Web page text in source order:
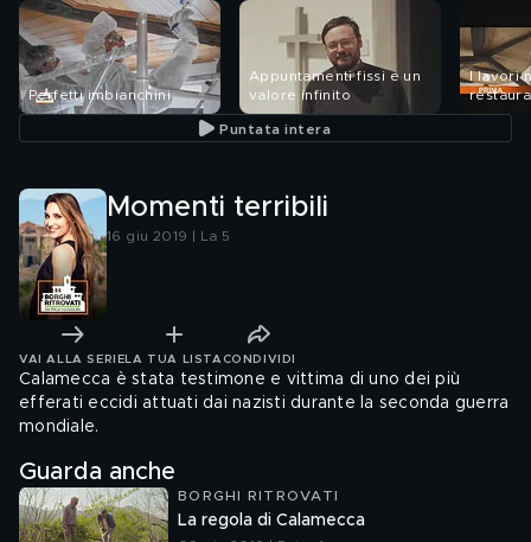
Perfetti imbianchini
Appuntamenti fissi e un
valore infinito
I lavori
Puntata intera
Momenti terribili
16 giu 2019 | La 5
VAI ALLA SERIE LA TUA LISTA CONDIVIDI
Calamecca è stata testimone e vittima di uno dei più
efferati eccidi attuati dai nazisti durante la seconda guerra
mondiale.
Guarda anche
BORGHI RITROVATI
La regola di Calamecca